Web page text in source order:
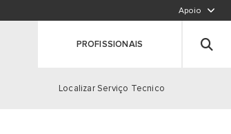
Apoio
LIGUE PARA NÓS,CHAMADA PARA A REDE FIXA
Localizar Serviço Tecnico
PROFISSIONAIS